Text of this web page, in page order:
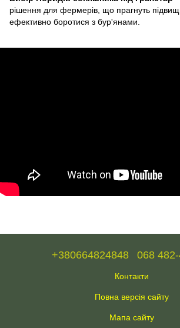
рішення для фермерів, що прагнуть
ефективно боротися з бур'янами.
+380664824848 068
Контакти
Повна версія сайту
Мапа сайту